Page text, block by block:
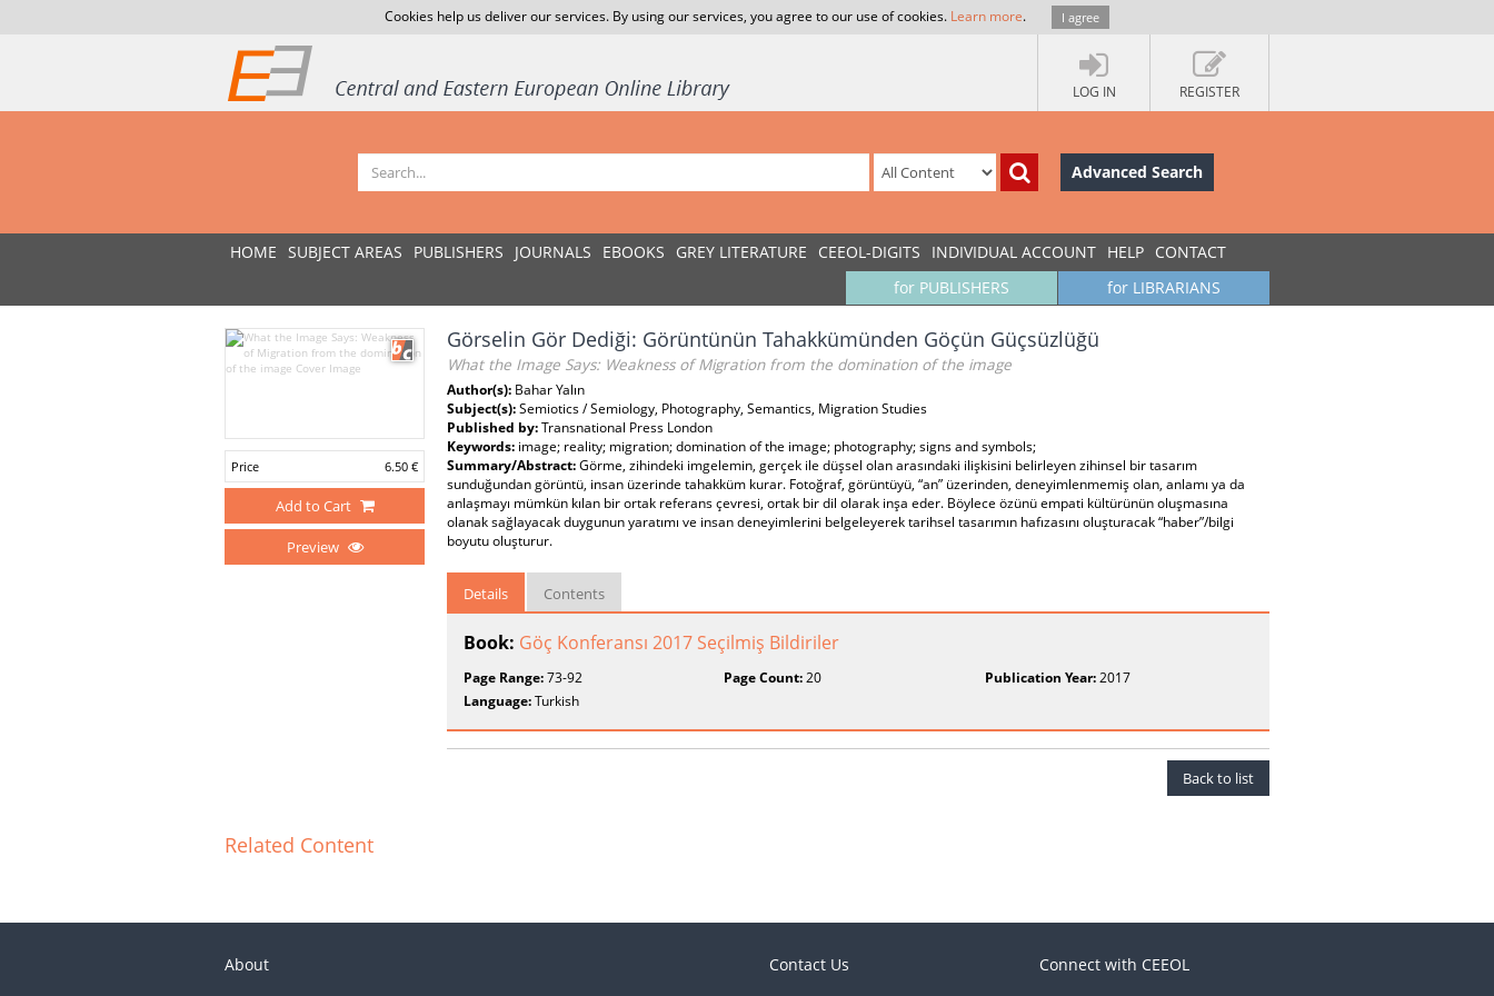
Cookies help us deliver our services. By using our services, you agree to our use of cookies. Learn more. I agree
LOG IN REGISTER
Advanced Search
HOME SUBJECT AREAS PUBLISHERS JOURNALS EBOOKS GREY LITERATURE CEEOL-DIGITS INDIVIDUAL ACCOUNT HELP CONTACT
for LIBRARIANS
for PUBLISHERS
Price 6.50 €
Add to Cart
Preview
Görselin Gör Dediği: Görüntünün Tahakkümünden Göçün Güçsüzlüğü
What the Image Says: Weakness of Migration from the domination of the image
Author(s): Bahar Yalın
Subject(s):Semiotics / Semiology, Photography, Semantics, Migration Studies
Published by:Transnational Press London
Keywords: image; reality; migration; domination of the image; photography; signs and symbols;
Summary/Abstract:Görme, zihindeki imgelemin, gerçek ile düşsel olan arasındaki ilişkisini belirleyen zihinsel bir tasarım
sunduğundan görüntü, insan üzerinde tahakküm kurar. Fotoğraf, görüntüyü, “an” üzerinden, deneyimlenmemiş olan, anlamı ya da
anlaşmayı mümkün kılan bir ortak referans çevresi, ortak bir dil olarak inşa eder. Böylece özünü empati kültürünün oluşmasına
olanak sağlayacak duygunun yaratımı ve insan deneyimlerini belgeleyerek tarihsel tasarımın hafızasını oluşturacak “haber”/bilgi
boyutu oluşturur.
Details Contents
Book: Göç Konferansı 2017 Seçilmiş Bildiriler
Page Range:73-92 Page Count:20 Publication Year:2017
Language:Turkish
Back to list
Related Content
About Contact Us Connect with CEEOL